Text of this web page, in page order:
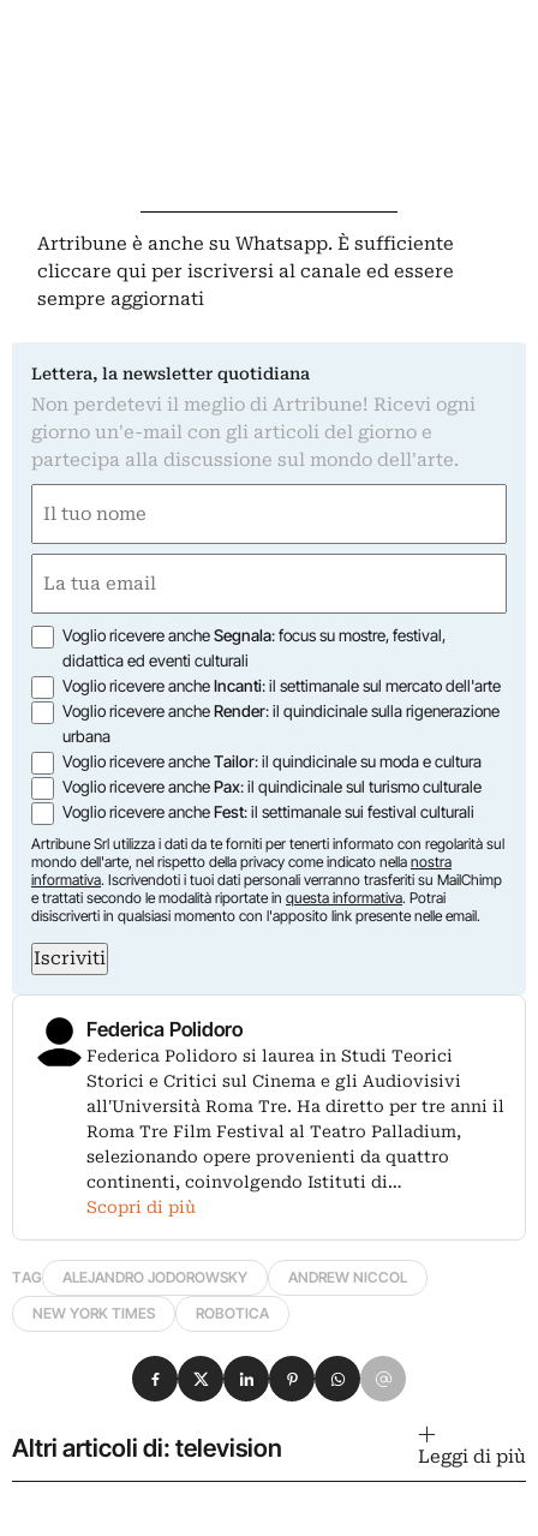
Artribune è anche su Whatsapp. È sufficiente
cliccare qui per iscriversi al canale ed essere
sempre aggiornati
Lettera, la newsletter quotidiana
Non perdetevi il meglio di Artribune! Ricevi ogni
giorno un'e-mail con gli articoli del giorno e
partecipa alla discussione sul mondo dell'arte.
(Obbligatorio)
Nome
(Obbligatorio)
Opzioni
Voglio ricevere ancheSegnala: focus su mostre, festival,
didattica ed eventi culturali
Voglio ricevere ancheIncanti: il settimanale sul mercato dell'arte
Voglio ricevere ancheRender: il quindicinale sulla rigenerazione
urbana
Voglio ricevere ancheTailor: il quindicinale su moda e cultura
Voglio ricevere anchePax: il quindicinale sul turismo culturale
Voglio ricevere ancheFest: il settimanale sui festival culturali
Artribune Srl utilizza i dati da te forniti per tenerti informato con regolarità sul
mondo dell'arte, nel rispetto della privacy come indicato nella nostra
informativa. Iscrivendoti i tuoi dati personali verranno trasferiti su MailChimp
e trattati secondo le modalità riportate in questa informativa. Potrai
disiscriverti in qualsiasi momento con l'apposito link presente nelle email.
Iscriviti
Federica Polidoro
Federica Polidoro si laurea in Studi Teorici
Storici e Critici sul Cinema e gli Audiovisivi
all'Università Roma Tre. Ha diretto per tre anni il
Roma Tre Film Festival al Teatro Palladium,
selezionando opere provenienti da quattro
continenti, coinvolgendo Istituti di…
Scopri di più
TAG ALEJANDRO JODOROWSKY
ANDREW NICCOL
NEW YORK TIMES
ROBOTICA
Condividi su Facebook
Condividi su X
Condividi su LinkedIn
Condividi su Pinterest
Condividi su WhatsApp
Condividi su Email
Altri articoli di: television Leggi di più